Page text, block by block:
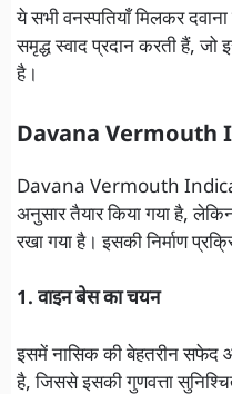
ये सभी वनस्पतियाँ मिलकर
समृद्ध स्वाद प्रदान करती हैं, जो
है।
Davana Vermouth
Davana Vermouth Indica
अनुसार तैयार किया गया है,
रखा गया है। इसकी निर्माण
1. वाइन बेस का चयन
इसमें नासिक की बेहतरीन सफेद
है, जिससे इसकी गुणवत्ता